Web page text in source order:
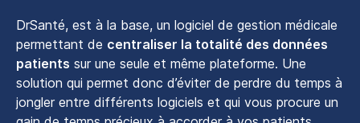
DrSanté, est à la base, un logiciel de gestion médicale
permettant de centraliser la totalité des données
patients sur une seule et même plateforme. Une
solution qui permet donc d’éviter de perdre du temps à
jongler entre différents logiciels et qui vous procure un